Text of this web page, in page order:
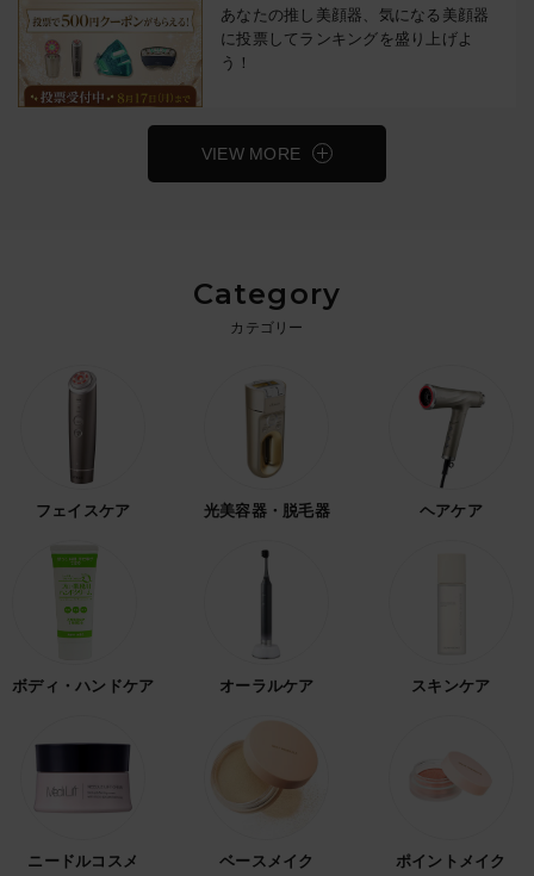
投票で500円クーポンもらえる！
あなたの推し美顔器、気になる美顔器
に投票してランキングを盛り上げよ
う！
VIEW MORE
Category
カテゴリー
フェイスケア 光美容器・脱毛器 ヘアケア
ボディ・ハンドケア オーラルケア スキンケア
ニードルコスメ ベースメイク ポイントメイク